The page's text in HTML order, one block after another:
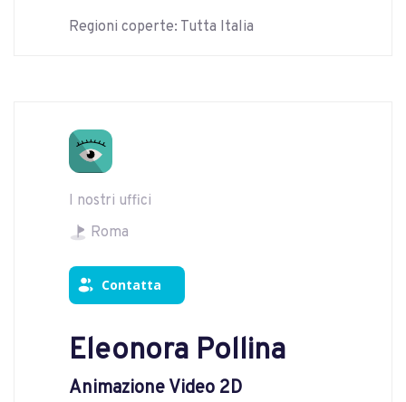
Regioni coperte: Tutta Italia
I nostri uffici
Roma
Contatta
Eleonora Pollina
Animazione Video 2D